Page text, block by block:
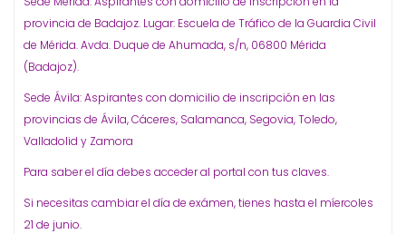
provincia de Badajoz. Lugar: Escuela de Tráfico de la Guardia Civil
de Mérida. Avda. Duque de Ahumada, s/n, 06800 Mérida
(Badajoz).
Sede Ávila: Aspirantes con domicilio de inscripción en las
provincias de Ávila, Cáceres, Salamanca, Segovia, Toledo,
Valladolid y Zamora
Para saber el día debes acceder al portal con tus claves.
Si necesitas cambiar el día de exámen, tienes hasta el míercoles
21 de junio.